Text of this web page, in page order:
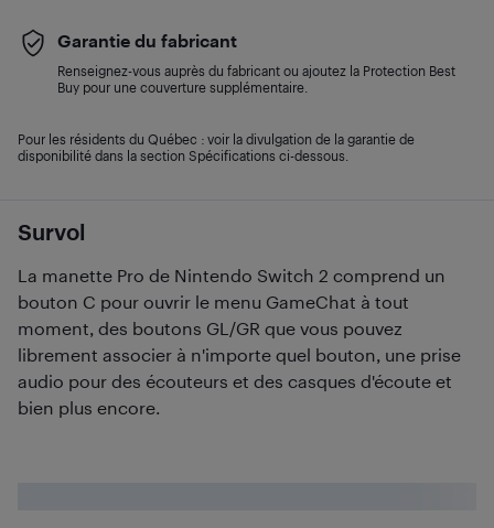
Survol
La manette Pro de Nintendo Switch 2 comprend un
bouton C pour ouvrir le menu GameChat à tout
moment, des boutons GL/GR que vous pouvez
librement associer à n'importe quel bouton, une prise
audio pour des écouteurs et des casques d'écoute et
bien plus encore.
Garantie du fabricant
Renseignez-vous auprès du fabricant ou ajoutez la Protection Best
Buy pour une couverture supplémentaire.
Pour les résidents du Québec : voir la divulgation de la garantie de
disponibilité dans la section Spécifications ci-dessous.